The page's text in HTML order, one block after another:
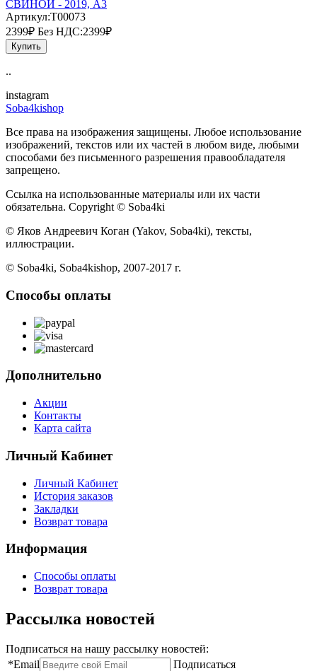
СВИНОЙ - 2019, А3
Артикул:T00073
2399₽ Без НДС:2399₽
Купить
..
instagram
Soba4kishop
Все права на изображения защищены. Любое использование
изображений, текстов или их частей в любом виде, любыми
способами без письменного разрешения правообладателя
запрещено.
Ссылка на использованные материалы или их части
обязательна. Copyright © Soba4ki
© Яков Андреевич Коган (Yakov, Soba4ki), тексты,
иллюстрации.
© Soba4ki, Soba4kishop, 2007-2017 г.
Способы оплаты
Дополнительно
Акции
Контакты
Карта сайта
Личный Кабинет
Личный Кабинет
История заказов
Закладки
Возврат товара
Информация
Способы оплаты
Возврат товара
Рассылка новостей
Подписаться на нашу рассылку новостей:
*Email
Подписаться